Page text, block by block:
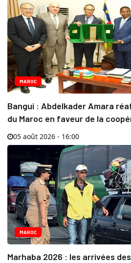
MAROC
Bangui : Abdelkader Amara
du Maroc en faveur de la
05 août 2026 - 16:00
MAROC
Marhaba 2026 : les arrivées